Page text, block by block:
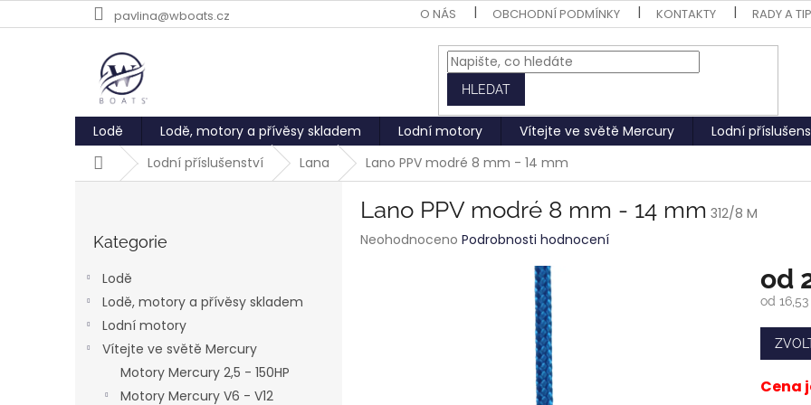
na
pavlina@wboats.cz O NÁS OBCHODNÍ PODMÍNKY KONTAKTY RADY A
HLEDAT
Lodě Lodě, motory a přívěsy skladem Lodní motory Vítejte ve světě Mercury Lodní
DomůLodní příslušenství Lana Lano PPV modré 8 mm - 14 mm
kategorie
Kategorie
Lodě
Lodě, motory a přívěsy skladem
Lodní motory
Vítejte ve světě Mercury
Motory Mercury 2,5 - 150HP
Motory Mercury V6 - V12
Lano PPV modré 8 mm - 14 mm 312/8 M
Průměrné
Neohodnoceno Podrobnosti hodnocení
od
od
Měrná
cena:
Cena